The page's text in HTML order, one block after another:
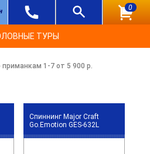
0
ТУРЫ
1-7 от 5 900 р.
Спиннинг Major Craft
Go.Emotion GES-632L